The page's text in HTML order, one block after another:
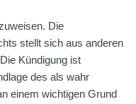
Die
stellt sich aus anderen
Kündigung ist
des als wahr
einem wichtigen Grund